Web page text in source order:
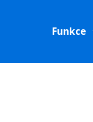
Funkce